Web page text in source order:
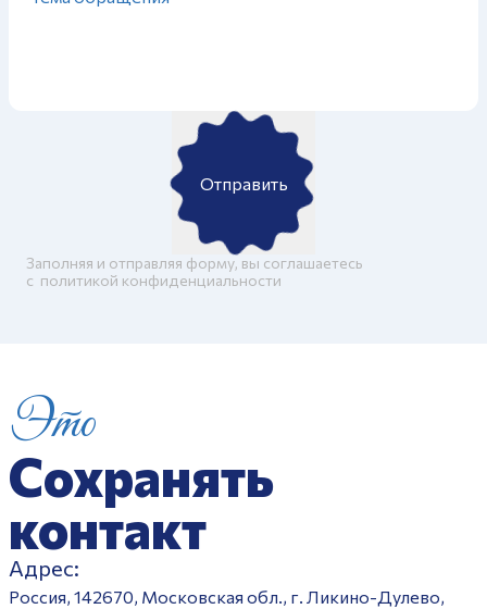
Отправить
Заполняя и отправляя форму, вы соглашаетесь
c политикой конфиденциальности
Это
Сохранять
контакт
Адрес:
Россия, 142670, Московская обл., г. Ликино-Дулево,